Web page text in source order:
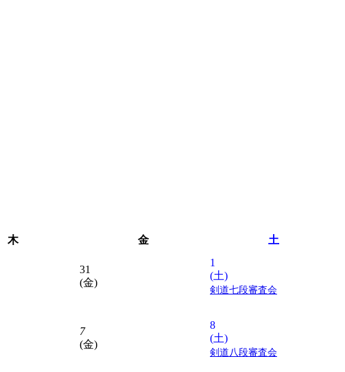
木 金
土
31
(金)
1
(土)
剣道七段審査会
7
(金)
8
(土)
剣道八段審査会